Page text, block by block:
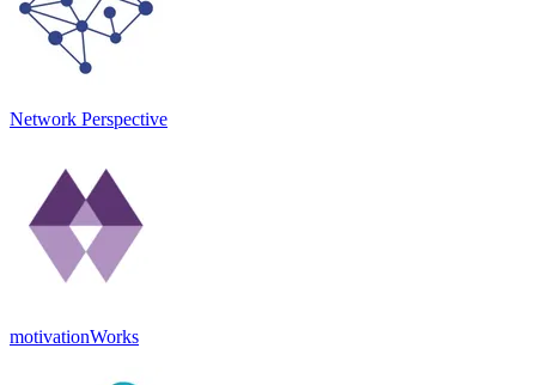
Network Perspective
motivationWorks